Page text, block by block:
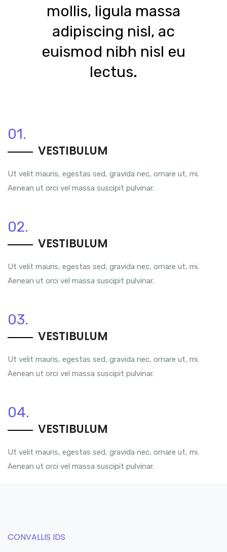
mollis, ligula massa
adipiscing nisl, ac
euismod nibh nisl eu
lectus.
01.
VESTIBULUM
Ut velit mauris, egestas sed, gravida nec, ornare ut, mi.
Aenean ut orci vel massa suscipit pulvinar.
02.
VESTIBULUM
Ut velit mauris, egestas sed, gravida nec, ornare ut, mi.
Aenean ut orci vel massa suscipit pulvinar.
03.
VESTIBULUM
Ut velit mauris, egestas sed, gravida nec, ornare ut, mi.
Aenean ut orci vel massa suscipit pulvinar.
04.
VESTIBULUM
Ut velit mauris, egestas sed, gravida nec, ornare ut, mi.
Aenean ut orci vel massa suscipit pulvinar.
CONVALLIS IDS